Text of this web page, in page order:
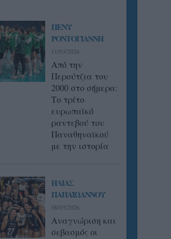
ΠΕΝΥ
ΡΟΝΤΟΓΙΑΝΝΗ
11/03/2026
Από την
Περούτζια του
2000 στο σήμερα:
Tο τρίτο
ευρωπαϊκό
ραντεβού του
Παναθηναϊκού
με την ιστορία
ΗΛΙΑΣ
ΠΑΠΑΪΩΑΝΝΟΥ
08/03/2026
Αναγνώριση και
σεβασμός οι